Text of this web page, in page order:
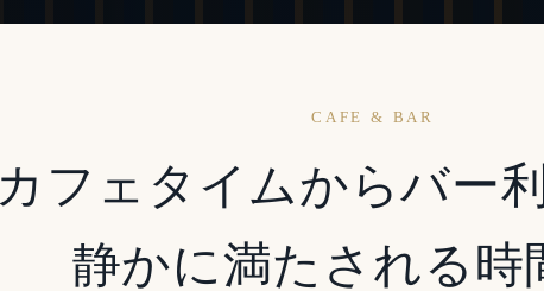
CAFE & BAR
カフェタイムからバー
静かに満たされる時